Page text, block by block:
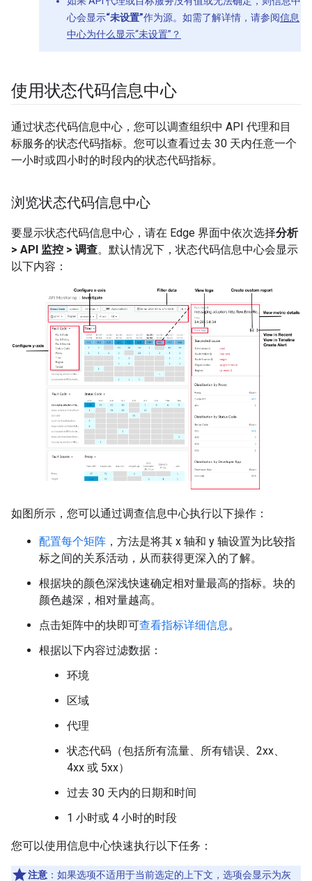
心会显示“未设置”作为源。如需了解详情，请参阅信息
中心为什么显示“未设置”？
使用状态代码信息中心
通过状态代码信息中心，您可以调查组织中 API 代理和目
标服务的状态代码指标。您可以查看过去 30 天内任意一个
一小时或四小时的时段内的状态代码指标。
浏览状态代码信息中心
要显示状态代码信息中心，请在 Edge 界面中依次选择分析
> API 监控 > 调查。默认情况下，状态代码信息中心会显示
以下内容：
如图所示，您可以通过调查信息中心执行以下操作：
配置每个矩阵 ，方法是将其 x 轴和 y 轴设置为比较指
标之间的关系活动，从而获得更深入的了解。
根据块的颜色深浅快速确定相对量最高的指标。块的
颜色越深，相对量越高。
点击矩阵中的块即可查看指标详细信息 。
根据以下内容过滤数据：
环境
区域
代理
状态代码（包括所有流量、所有错误、2xx、
4xx 或 5xx）
过去 30 天内的日期和时间
1 小时或 4 小时的时段
您可以使用信息中心快速执行以下任务：
注意 ：如果选项不适用于当前选定的上下文，选项会显示为灰